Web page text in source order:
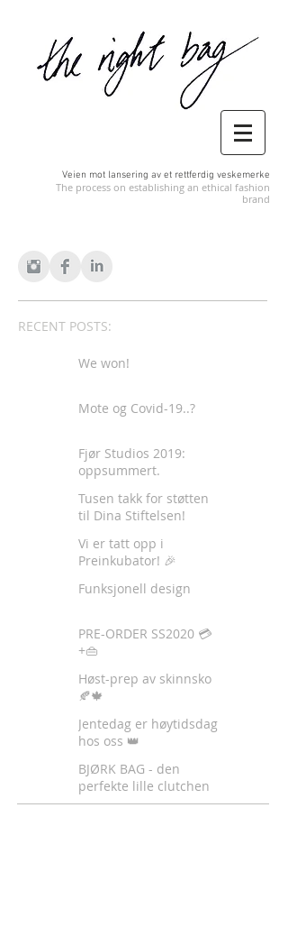
Veien mot lansering av et rettferdig veskemerke
The process on establishing an ethical fashion
brand
RECENT POSTS:
We won!
Mote og Covid-19..?
Fjør Studios 2019:
oppsummert.
Tusen takk for støtten
til Dina Stiftelsen!
Vi er tatt opp i
Preinkubator! 🎉
Funksjonell design
PRE-ORDER SS2020 💳
+👜
Høst-prep av skinnsko
🍂🍁
Jentedag er høytidsdag
hos oss 👑
BJØRK BAG - den
perfekte lille clutchen
✈️